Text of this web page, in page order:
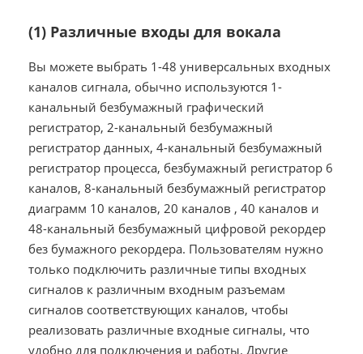
(1)Различные входы для вокала
Вы можете выбрать 1-48 универсальных входных
каналов сигнала, обычно используются 1-
канальный безбумажный графический
регистратор, 2-канальный безбумажный
регистратор данных, 4-канальный безбумажный
регистратор процесса, безбумажный регистратор 6
каналов, 8-канальный безбумажный регистратор
диаграмм 10 каналов, 20 каналов , 40 каналов и
48-канальный безбумажный цифровой рекордер
без бумажного рекордера. Пользователям нужно
только подключить различные типы входных
сигналов к различным входным разъемам
сигналов соответствующих каналов, чтобы
реализовать различные входные сигналы, что
удобно для подключения и работы. Другие